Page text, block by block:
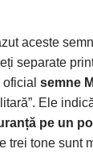
aceste
separate
semne
Ele
pe un
trei tone sunt